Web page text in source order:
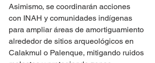
Asimismo, se coordinarán acciones
con INAH y comunidades indígenas
para ampliar áreas de amortiguamiento
alrededor de sitios arqueológicos en
Calakmul o Palenque, mitigando ruidos